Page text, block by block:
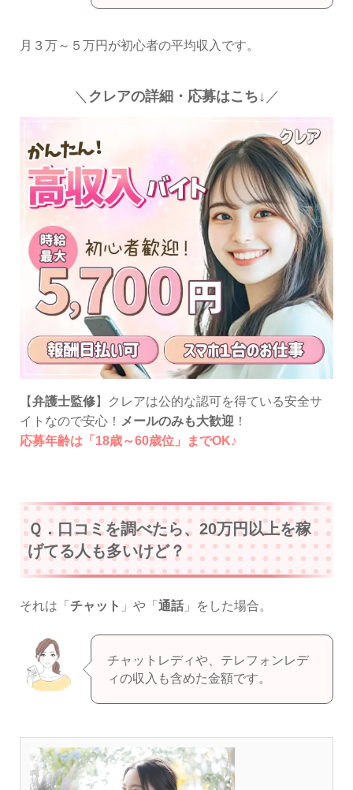
月３万～５万円が初心者の平均収入です。
＼ クレアの詳細・応募はこち↓ ／
【弁護士監修】クレアは公的な認可を得ている安全サ
イトなので安心！ メールのみも大歓迎 ！
応募年齢は「18歳～60歳位」までOK♪
Ｑ．口コミを調べたら、20万円以上を稼
げてる人も多いけど？
それは「 チャット 」や「 通話」をした場合。
チャットレディや、テレフォンレデ
ィの収入も含めた金額です。